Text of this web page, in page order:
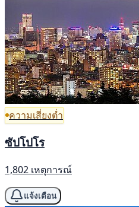
ความเสี่ยงต่ำ
ซัปโปโร
1,802 เหตุการณ์
แจ้งเตือน